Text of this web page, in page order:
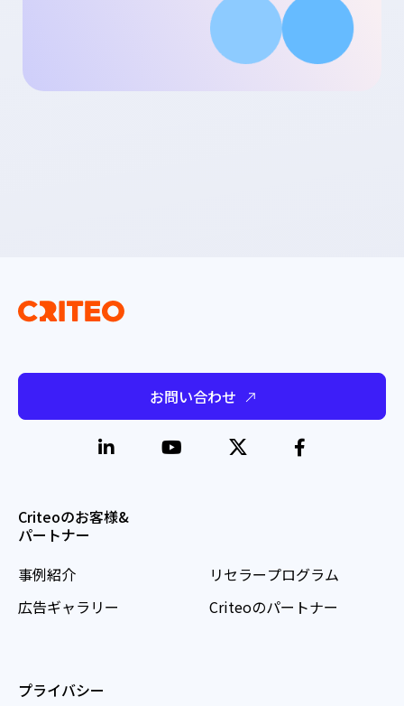
お問い合わせ
Criteoのお客様&
パートナー
事例紹介
広告ギャラリー
リセラープログラム
Criteoのパートナー
プライバシー